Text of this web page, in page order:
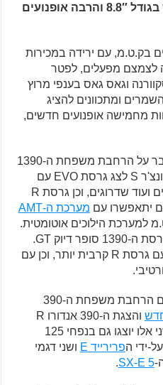
גיר אוטומטי, מסך TFT חדש בגודל 8.8″ והרבה אופנועים
בק.ט.מ, עם ירידה במכירות
לצמצם מפעלים, לפטר
וגאס גאס בענפי מרוץ
ומתכוונים להציג
מחמישה אופנועים חדשים,
בהודעה שפרסמו בק.ט.מ מדובר על הרחבת משפחת ה-1390
סופר אדוונצ'ר S לצג גרסת EVO עם
בולמים חשמליים סמי-אקטיביים ועוד שדרוגים, וכן גרסת R
יתאפשרו עם מערכת ה-AMT
הילוכים אוטומטית.
להשלמת המשפחה תוצג גם גרסת ה-1390 סופר דיוק GT.
תתרחב עם גרסת R קרבית יותר, וכן עם
תחום השטח גם הולך לגדול עם הרחבת משפחת ה-390
והצגת ה-390 אנדורו R
וה-390 SMC R לסופרמוטו. שני אלו יוצגו גם בנפחי 125
ידי הפרירייד E
ושני דגמי
SX-E 5
.